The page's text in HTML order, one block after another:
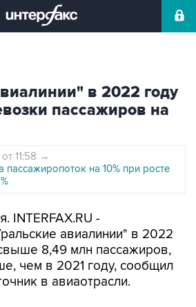
в 2022 году
пассажиров на
11:58 →
пассажиропоток на 10% при росте
INTERFAX.RU -
авиалинии" в 2022
8,49 млн пассажиров,
чем в 2021 году, сообщил
в авиаотрасли.